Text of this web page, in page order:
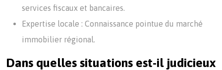
services fiscaux et bancaires.
Expertise locale : Connaissance pointue du marché
immobilier régional.
Dans quelles situations est-il judicieux